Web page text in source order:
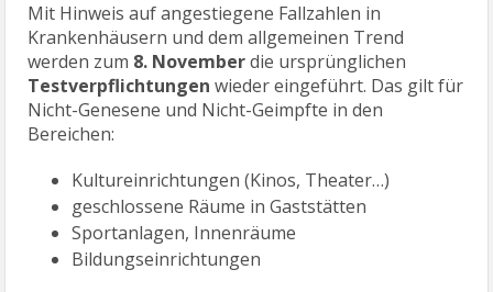
Mit Hinweis auf angestiegene Fallzahlen in
Krankenhäusern und dem allgemeinen Trend
werden zum 8. Novemberdie ursprünglichen
Testverpflichtungen wieder eingeführt. Das gilt für
Nicht-Genesene und Nicht-Geimpfte in den
Bereichen:
Kultureinrichtungen (Kinos, Theater…)
geschlossene Räume in Gaststätten
Sportanlagen, Innenräume
Bildungseinrichtungen